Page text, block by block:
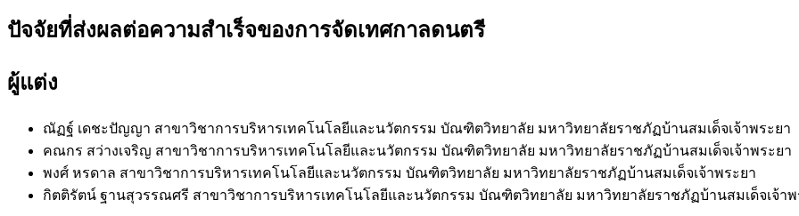
ปัจจัยที่ส่งผลต่อความสำเร็จของการจัดเทศกาลดนตรี
ผู้แต่ง
ณัฏฐ์ เดชะปัญญา สาขาวิชาการบริหารเทคโนโลยีและนวัตกรรม บัณฑิตวิทยาลัย มหาวิทยาลัยราชภัฏบ้านสมเด็จเจ้าพระยา
คณกร สว่างเจริญ สาขาวิชาการบริหารเทคโนโลยีและนวัตกรรม บัณฑิตวิทยาลัย มหาวิทยาลัยราชภัฏบ้านสมเด็จเจ้าพระยา
พงศ์ หรดาล สาขาวิชาการบริหารเทคโนโลยีและนวัตกรรม บัณฑิตวิทยาลัย มหาวิทยาลัยราชภัฏบ้านสมเด็จเจ้าพระยา
กิตติรัตน์ ฐานสุวรรณศรี สาขาวิชาการบริหารเทคโนโลยีและนวัตกรรม บัณฑิตวิทยาลัย มหาวิทยาลัยราชภัฏบ้านสมเด็จเจ้าพ